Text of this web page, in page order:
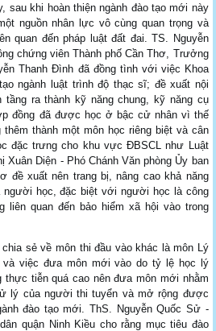
sau khi hoàn thiện ngành đào tạo mới này
nguồn nhân lực vô cùng quan trọng và
quan đến pháp luật đất đai. TS. Nguyễn
chứng viên Thành phố Cần Thơ, Trưởng
Thanh Đình đã đồng tình với việc Khoa
ngành luật trình độ thạc sĩ; đề xuất nội
tầng ra thành kỹ năng chung, kỹ năng cụ
đồng đã được học ở bậc cử nhân vì thế
thêm thành một môn học riêng biệt và cân
đặc trưng cho khu vực ĐBSCL như Luật
Xuân Diện - Phó Chánh Văn phòng Ủy ban
đề xuất nên trang bị, nâng cao khả năng
người học, đặc biệt với người học là công
liên quan đến bảo hiểm xã hội vào trong
sẻ về môn thi đầu vào khác là môn Lý
và việc đưa môn mới vào do tỷ lệ học lý
thực tiễn quá cao nên đưa môn mới nhằm
lý của người thi tuyển và mở rộng được
đào tạo mới. ThS. Nguyễn Quốc Sử -
quận Ninh Kiều cho rằng mục tiêu đào